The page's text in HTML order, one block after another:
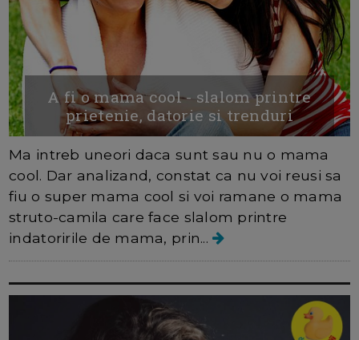
A fi o mama cool - slalom printre
prietenie, datorie si trenduri
Ma intreb uneori daca sunt sau nu o mama
cool. Dar analizand, constat ca nu voi reusi sa
fiu o super mama cool si voi ramane o mama
struto-camila care face slalom printre
indatoririle de mama, prin...